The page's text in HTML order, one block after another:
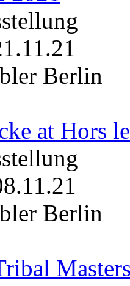
Berlin
at Hors
Berlin